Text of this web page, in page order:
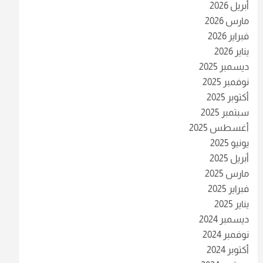
أبريل 2026
مارس 2026
فبراير 2026
يناير 2026
ديسمبر 2025
نوفمبر 2025
أكتوبر 2025
سبتمبر 2025
أغسطس 2025
يونيو 2025
أبريل 2025
مارس 2025
فبراير 2025
يناير 2025
ديسمبر 2024
نوفمبر 2024
أكتوبر 2024